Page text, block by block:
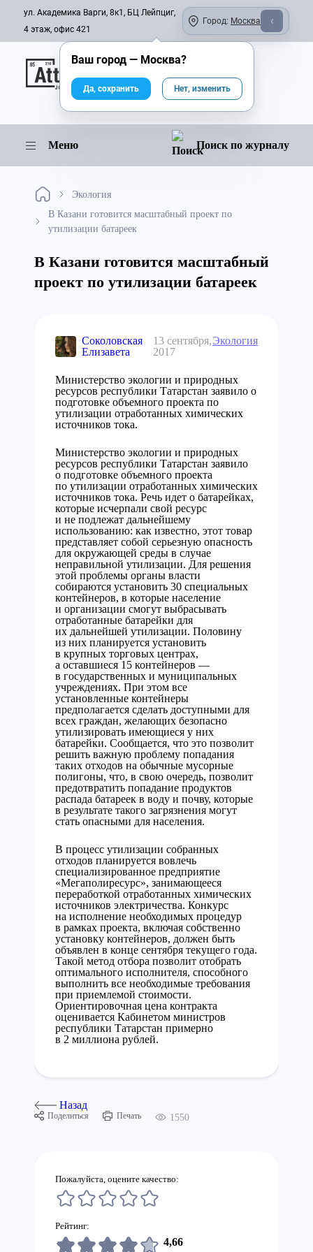
ул. Академика Варги, 8к1, БЦ Лейпциг,
4 этаж, офис 421
Город: Москва
Онлайн-журнал
Меню Поиск по журналу
Экология
В Казани готовится масштабный проект по
утилизации батареек
В Казани готовится масштабный
проект по утилизации батареек
Соколовская
Елизавета
13 сентября,
2017
Экология
Министерство экологии и природных
ресурсов республики Татарстан заявило о
подготовке объемного проекта по
утилизации отработанных химических
источников тока.
Министерство экологии и природных
ресурсов республики Татарстан заявило
о подготовке объемного проекта
по утилизации отработанных химических
источников тока. Речь идет о батарейках,
которые исчерпали свой ресурс
и не подлежат дальнейшему
использованию: как известно, этот товар
представляет собой серьезную опасность
для окружающей среды в случае
неправильной утилизации. Для решения
этой проблемы органы власти
собираются установить 30 специальных
контейнеров, в которые население
и организации смогут выбрасывать
отработанные батарейки для
их дальнейшей утилизации. Половину
из них планируется установить
в крупных торговых центрах,
а оставшиеся 15 контейнеров —
в государственных и муниципальных
учреждениях. При этом все
установленные контейнеры
предполагается сделать доступными для
всех граждан, желающих безопасно
утилизировать имеющиеся у них
батарейки. Сообщается, что это позволит
решить важную проблему попадания
таких отходов на обычные мусорные
полигоны, что, в свою очередь, позволит
предотвратить попадание продуктов
распада батареек в воду и почву, которые
в результате такого загрязнения могут
стать опасными для населения.
В процесс утилизации собранных
отходов планируется вовлечь
специализированное предприятие
«Мегаполиресурс», занимающееся
переработкой отработанных химических
источников электричества. Конкурс
на исполнение необходимых процедур
в рамках проекта, включая собственно
установку контейнеров, должен быть
объявлен в конце сентября текущего года.
Такой метод отбора позволит отобрать
оптимального исполнителя, способного
выполнить все необходимые требования
при приемлемой стоимости.
Ориентировочная цена контракта
оценивается Кабинетом министров
республики Татарстан примерно
в 2 миллиона рублей.
Назад
Поделиться Печать 1550
Пожалуйста, оцените качество:
Рейтинг:
4,66
Ваш город — Москва?
Да, сохранить Нет, изменить